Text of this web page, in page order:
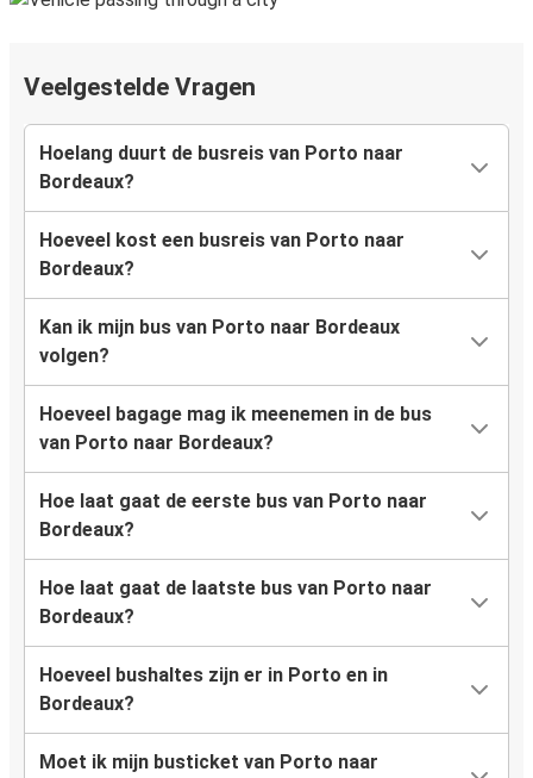
Veelgestelde Vragen
Hoelang duurt de busreis van Porto naar
Bordeaux?
Hoeveel kost een busreis van Porto naar
Bordeaux?
Kan ik mijn bus van Porto naar Bordeaux
volgen?
Hoeveel bagage mag ik meenemen in de bus
van Porto naar Bordeaux?
Hoe laat gaat de eerste bus van Porto naar
Bordeaux?
Hoe laat gaat de laatste bus van Porto naar
Bordeaux?
Hoeveel bushaltes zijn er in Porto en in
Bordeaux?
Moet ik mijn busticket van Porto naar